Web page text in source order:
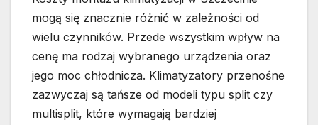
mogą się znacznie różnić w zależności od
wielu czynników. Przede wszystkim wpływ na
cenę ma rodzaj wybranego urządzenia oraz
jego moc chłodnicza. Klimatyzatory przenośne
zazwyczaj są tańsze od modeli typu split czy
multisplit, które wymagają bardziej